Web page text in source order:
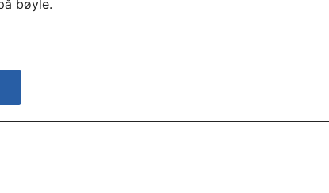
bøyle.